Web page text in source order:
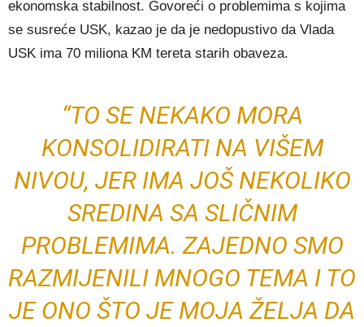
ekonomska stabilnost. Govoreći o problemima s kojima
se susreće USK, kazao je da je nedopustivo da Vlada
USK ima 70 miliona KM tereta starih obaveza.
“TO SE NEKAKO MORA
KONSOLIDIRATI NA VIŠEM
NIVOU, JER IMA JOŠ NEKOLIKO
SREDINA SA SLIČNIM
PROBLEMIMA. ZAJEDNO SMO
RAZMIJENILI MNOGO TEMA I TO
JE ONO ŠTO JE MOJA ŽELJA DA